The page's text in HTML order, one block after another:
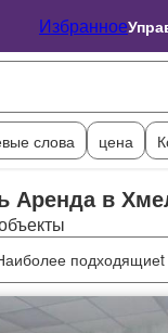
Избранное
слова цена
Аренда в
подходящиеt